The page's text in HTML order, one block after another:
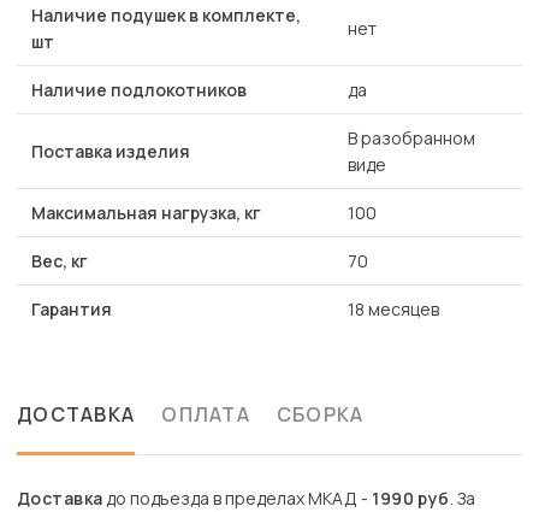
Наличие подушек в комплекте,
шт
нет
Наличие подлокотников да
Поставка изделия
В разобранном
виде
Максимальная нагрузка, кг 100
Вес, кг 70
Гарантия 18 месяцев
ДОСТАВКА ОПЛАТА СБОРКА
Доставкадо подъезда в пределах МКАД - 1990 руб. За